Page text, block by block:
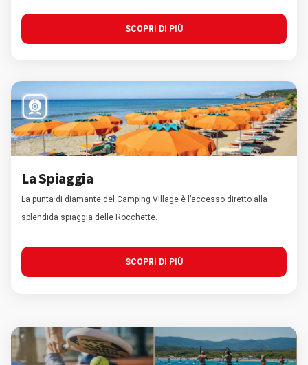
SCOPRI DI PIÙ
La Spiaggia
La punta di diamante del Camping Village è l’accesso diretto alla
splendida spiaggia delle Rocchette.
SCOPRI DI PIÙ